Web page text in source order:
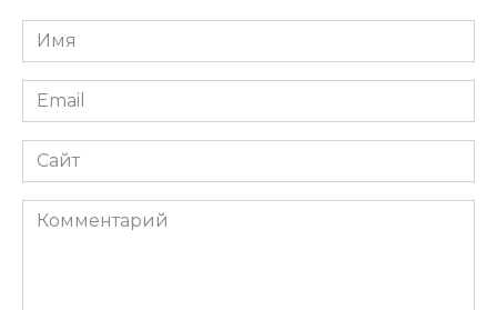
Имя
*
Email
*
Сайт
Комментарий